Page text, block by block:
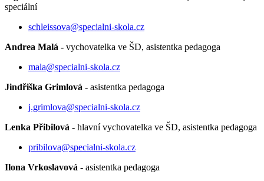
speciální
schleissova@specialni-skola.cz
Andrea Malá - vychovatelka ve ŠD, asistentka pedagoga
mala@specialni-skola.cz
Jindřiška Grimlová - asistentka pedagoga
j.grimlova@specialni-skola.cz
Lenka Přibilová - hlavní vychovatelka ve ŠD, asistentka pedagoga
pribilova@specialni-skola.cz
Ilona Vrkoslavová - asistentka pedagoga